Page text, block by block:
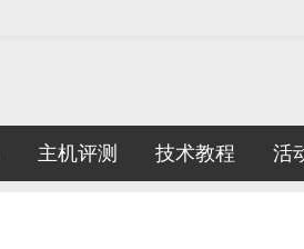
主机评测 技术教程 活